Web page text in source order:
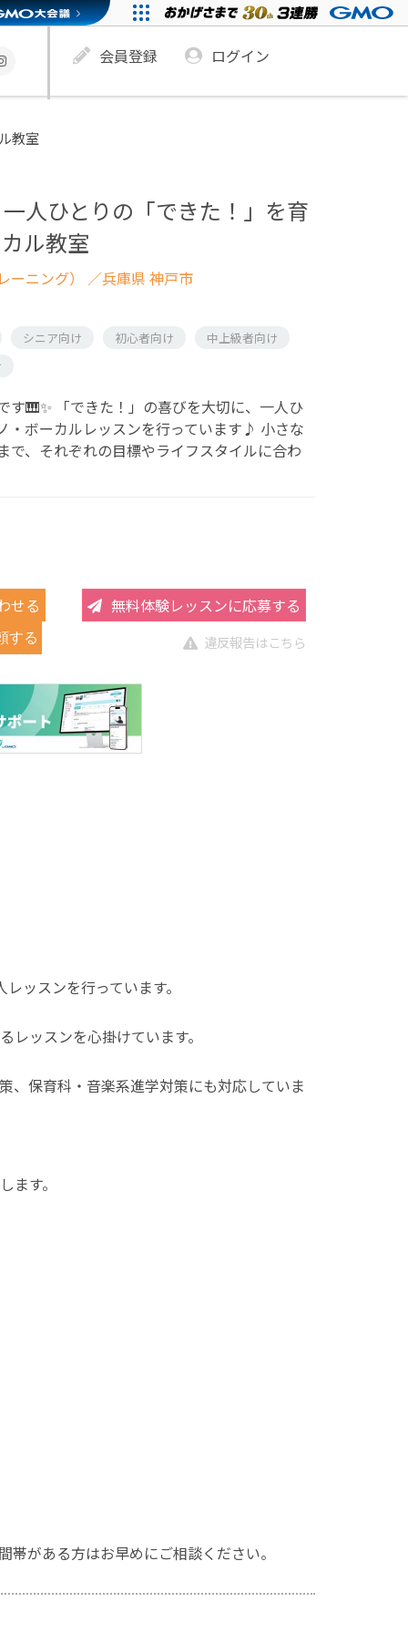
会員登録 ログイン
教室
人ひとりの「できた！」を育
ル教室
ニング） ／兵庫県 神戸市
シニア向け 初心者向け
中上級者向け
す🎹✨ 「できた！」の喜びを大切に、一人ひ
・ボーカルレッスンを行っています♪ 小さな
で、それぞれの目標やライフスタイルに合わ
せる 無料体験レッスンに応募する
する 違反報告はこちら
ッスンを行っています。
ッスンを心掛けています。
、保育科・音楽系進学対策にも対応していま
す。
がある方はお早めにご相談ください。